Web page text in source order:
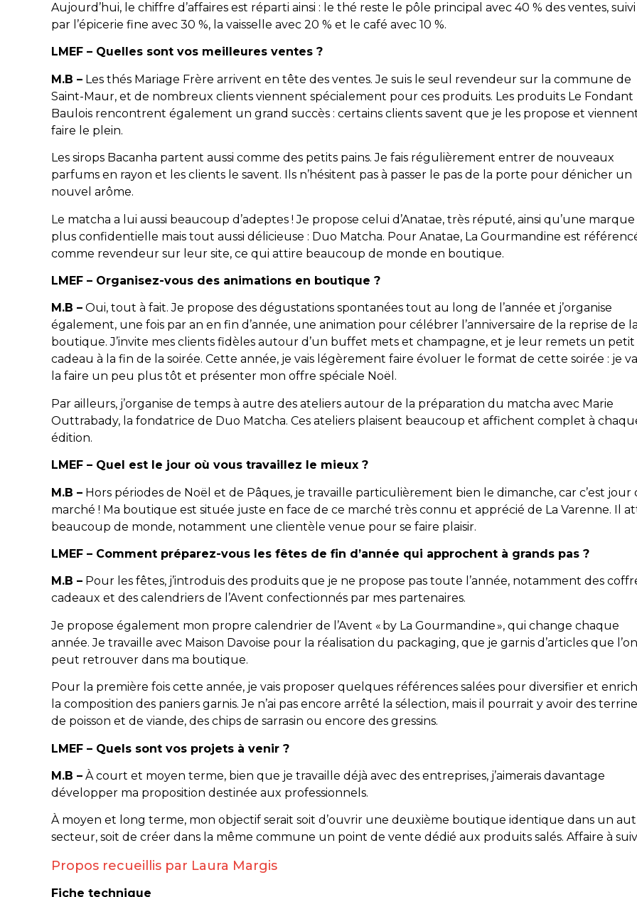
Aujourd’hui, le chiffre d’affaires est réparti ainsi : le thé reste le pôle principal avec 40 % des ventes, suivi
par l’épicerie fine avec 30 %, la vaisselle avec 20 % et le café avec 10 %.
LMEF – Quelles sont vos meilleures ventes ?
M.B – Les thés Mariage Frère arrivent en tête des ventes. Je suis le seul revendeur sur la commune de
Saint-Maur, et de nombreux clients viennent spécialement pour ces produits. Les produits Le Fondant
Baulois rencontrent également un grand succès : certains clients savent que je les propose et
faire le plein.
Les sirops Bacanha partent aussi comme des petits pains. Je fais régulièrement entrer de nouveaux
parfums en rayon et les clients le savent. Ils n’hésitent pas à passer le pas de la porte pour dénicher un
nouvel arôme.
Le matcha a lui aussi beaucoup d’adeptes ! Je propose celui d’Anatae, très réputé, ainsi qu’une marque
plus confidentielle mais tout aussi délicieuse : Duo Matcha. Pour Anatae, La Gourmandine est
comme revendeur sur leur site, ce qui attire beaucoup de monde en boutique.
LMEF – Organisez-vous des animations en boutique ?
M.B – Oui, tout à fait. Je propose des dégustations spontanées tout au long de l’année et j’organise
également, une fois par an en fin d’année, une animation pour célébrer l’anniversaire de la reprise de
boutique. J’invite mes clients fidèles autour d’un buffet mets et champagne, et je leur remets un petit
cadeau à la fin de la soirée. Cette année, je vais légèrement faire évoluer le format de cette soirée : je
la faire un peu plus tôt et présenter mon offre spéciale Noël.
Par ailleurs, j’organise de temps à autre des ateliers autour de la préparation du matcha avec Marie
Outtrabady, la fondatrice de Duo Matcha. Ces ateliers plaisent beaucoup et affichent complet à
édition.
LMEF – Quel est le jour où vous travaillez le mieux ?
M.B – Hors périodes de Noël et de Pâques, je travaille particulièrement bien le dimanche, car c’est jour
marché ! Ma boutique est située juste en face de ce marché très connu et apprécié de La Varenne. Il
beaucoup de monde, notamment une clientèle venue pour se faire plaisir.
LMEF – Comment préparez-vous les fêtes de fin d’année qui approchent à grands pas ?
M.B – Pour les fêtes, j’introduis des produits que je ne propose pas toute l’année, notamment des
cadeaux et des calendriers de l’Avent confectionnés par mes partenaires.
Je propose également mon propre calendrier de l’Avent « by La Gourmandine », qui change chaque
année. Je travaille avec Maison Davoise pour la réalisation du packaging, que je garnis d’articles que l’on
peut retrouver dans ma boutique.
Pour la première fois cette année, je vais proposer quelques références salées pour diversifier et
la composition des paniers garnis. Je n’ai pas encore arrêté la sélection, mais il pourrait y avoir des
de poisson et de viande, des chips de sarrasin ou encore des gressins.
LMEF – Quels sont vos projets à venir ?
M.B – À court et moyen terme, bien que je travaille déjà avec des entreprises, j’aimerais davantage
développer ma proposition destinée aux professionnels.
À moyen et long terme, mon objectif serait soit d’ouvrir une deuxième boutique identique dans un
secteur, soit de créer dans la même commune un point de vente dédié aux produits salés. Affaire à
Propos recueillis par Laura Margis
Fiche technique